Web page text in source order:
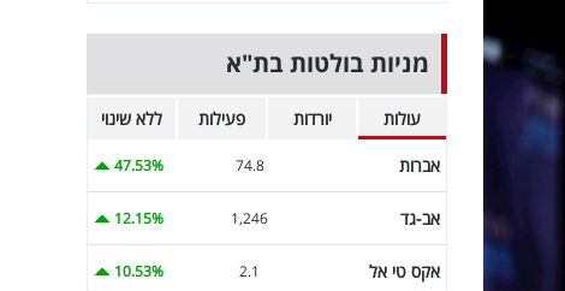
מניות בולטות בת"א
עולות יורדות פעילות ללא שינוי
אברות 74.8
47.53%
אב-גד 1,246
12.15%
אקס טי אל 2.1
10.53%